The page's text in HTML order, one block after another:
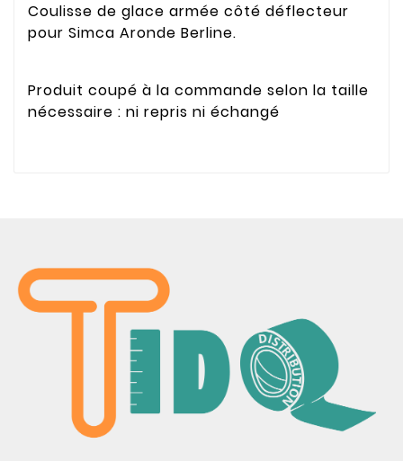
Coulisse de glace armée côté déflecteur
pour Simca Aronde Berline.
Produit coupé à la commande selon la taille
nécessaire : ni repris ni échangé